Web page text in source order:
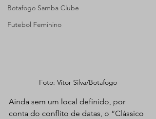
Botafogo Samba Clube
Futebol Feminino
Foto: Vitor Silva/Botafogo
Ainda sem um local definido, por
conta do conflito de datas, o “Clássico